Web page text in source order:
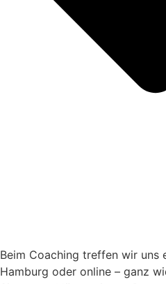
Beim Coaching treffen wir uns
Hamburg oder online – ganz